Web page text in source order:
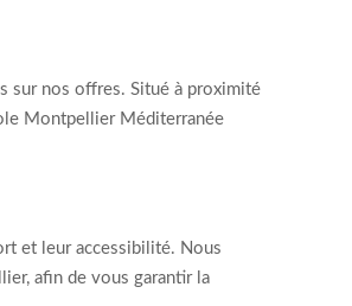
sur nos offres. Situé à proximité
Montpellier Méditerranée
et leur accessibilité. Nous
afin de vous garantir la